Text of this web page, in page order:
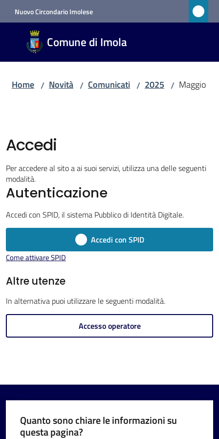
Vai al contenuto
Vai alla navigazione
Vai al footer
Nuovo Circondario Imolese
Comune di Imola
Comune
di Imola
RETE
Novità
Servizi
Vivere
Imola
s
e
Home / Novità / Comunicati / 2025 / Maggio
Accedi
Per accedere al sito a ai suoi servizi, utilizza una delle seguenti
modalità.
Autenticazione
Accedi con SPID, il sistema Pubblico di Identità Digitale.
Accedi con SPID
Come attivare SPID
Altre utenze
In alternativa puoi utilizzare le seguenti modalità.
Accesso operatore
Quanto sono chiare le informazioni su
questa pagina?